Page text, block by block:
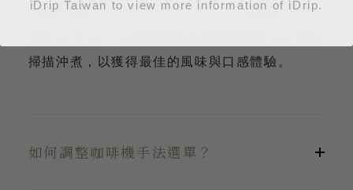
購買的咖啡豆/茶沖煮使用；自iDrip選購的精品
掃描沖煮，以獲得最佳的風味與口感體驗。
如何調整咖啡機手法選單？
iDrip Taiwan to view more information of iDrip.